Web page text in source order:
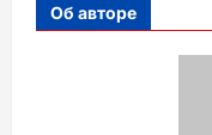
Об авторе